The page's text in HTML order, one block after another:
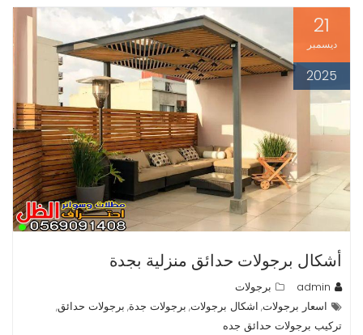
21
ديسمبر
2025
أشكال برجولات حدائق منزلية بجدة
admin
برجولات
اسعار برجولات, اشكال برجولات, برجولات جدة, برجولات حدائق,
تركيب برجولات حدائق جده